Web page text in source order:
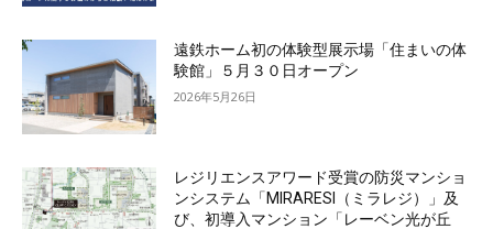
遠鉄ホーム初の体験型展示場「住まいの体
験館」５月３０日オープン
2026年5月26日
レジリエンスアワード受賞の防災マンショ
ンシステム「MIRARESI（ミラレジ）」及
び、初導入マンション「レーベン光が丘